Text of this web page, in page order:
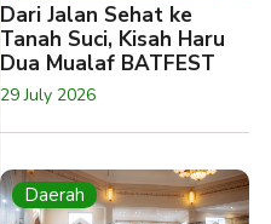
Dari Jalan Sehat ke
Tanah Suci, Kisah Haru
Dua Mualaf BATFEST
29 July 2026
Daerah